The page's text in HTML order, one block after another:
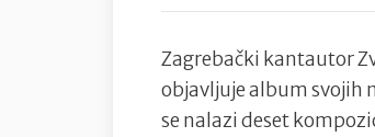
Zagrebački kantautor
objavljuje album svojih
se nalazi deset